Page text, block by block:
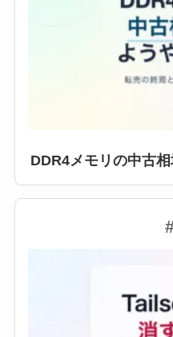
DDR4メモリの中古